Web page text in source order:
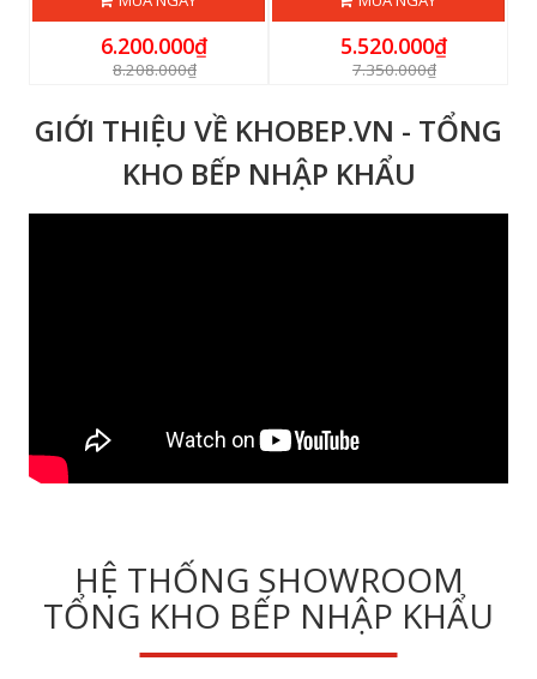
6.200.000₫
8.208.000₫
5.520.000₫
7.350.000₫
GIỚI THIỆU VỀ KHOBEP.VN - TỔNG
KHO BẾP NHẬP KHẨU
HỆ THỐNG SHOWROOM
TỔNG KHO BẾP NHẬP KHẨU